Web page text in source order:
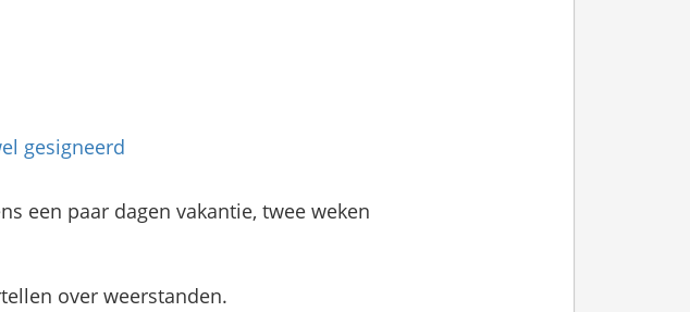
een paar dagen vakantie, twee weken
over weerstanden.